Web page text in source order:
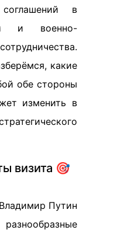
в
и военно-
какие
обе стороны
изменить в
визита 🎯
Путин